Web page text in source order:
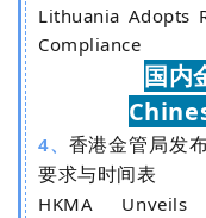
Lithuania Adopts
Compliance
国内
4、 香港金管局发
要求与时间表
HKMA